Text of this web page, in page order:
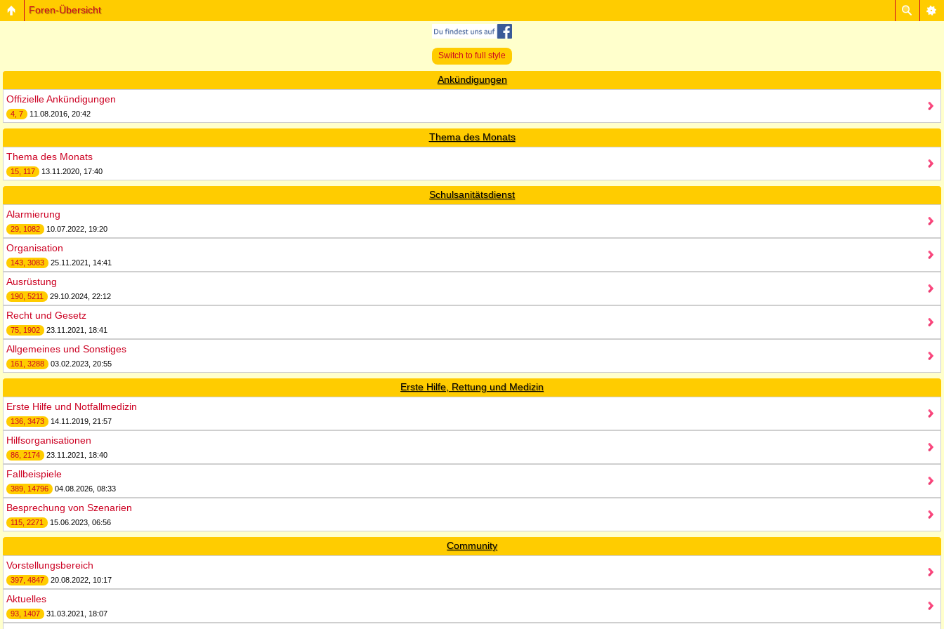
Foren-Übersicht
Switch to full style
Ankündigungen
Offizielle Ankündigungen
4, 7 11.08.2016, 20:42
Thema des Monats
Thema des Monats
15, 117 13.11.2020, 17:40
Schulsanitätsdienst
Alarmierung
29, 1082 10.07.2022, 19:20
Organisation
143, 3083 25.11.2021, 14:41
Ausrüstung
190, 5211 29.10.2024, 22:12
Recht und Gesetz
75, 1902 23.11.2021, 18:41
Allgemeines und Sonstiges
161, 3288 03.02.2023, 20:55
Erste Hilfe, Rettung und Medizin
Erste Hilfe und Notfallmedizin
136, 3473 14.11.2019, 21:57
Hilfsorganisationen
86, 2174 23.11.2021, 18:40
Fallbeispiele
389, 14796 04.08.2026, 08:33
Besprechung von Szenarien
115, 2271 15.06.2023, 06:56
Community
Vorstellungsbereich
397, 4847 20.08.2022, 10:17
Aktuelles
93, 1407 31.03.2021, 18:07